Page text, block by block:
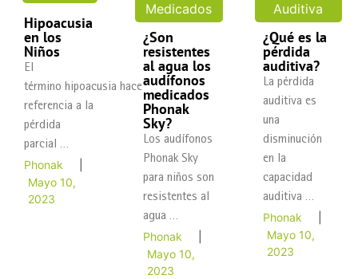
Hipoacusia
en los
Niños
El
término hipoacusia hace
referencia a la
pérdida
parcial …
Phonak
Mayo 10,
2023
Medicados
¿Son
resistentes
al agua los
audífonos
medicados
Phonak
Sky?
Los audífonos
Phonak Sky
para niños son
resistentes al
agua …
Phonak
Mayo 10,
2023
Auditiva
¿Qué es la
pérdida
auditiva?
La pérdida
auditiva es
una
disminución
en la
capacidad
auditiva …
Phonak
Mayo 10,
2023